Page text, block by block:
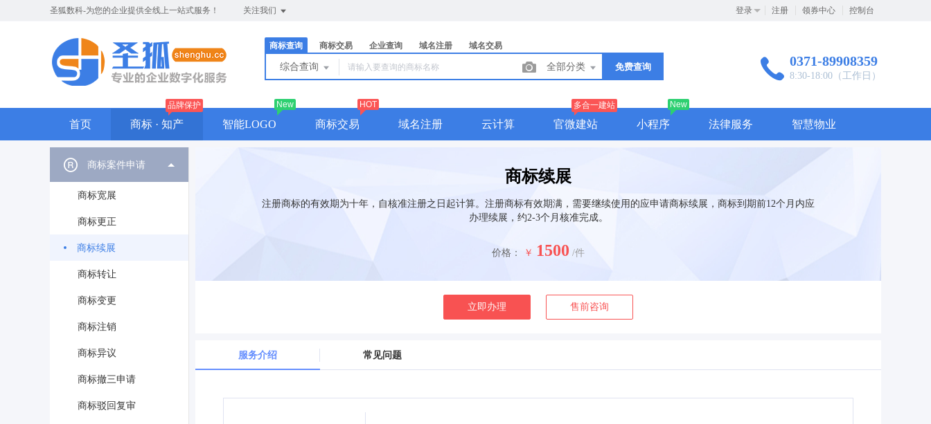
圣狐数科-为您的企业提供全线上一站式服务！ 关注我们 登录 注册 领券中心 控制台
商标查询 商标交易 企业查询 域名注册 域名交易
综合查询 全部分类 免费查询 0371-89908359
8:30-18:00（工作日）
首页 商标 · 知产
品牌保护
智能LOGO
New
商标交易
HOT
域名注册 云计算 官微建站
多合一建站
小程序
New
法律服务 智慧物业
商标案件申请
商标宽展
商标更正
商标续展
商标转让
商标变更
商标注销
商标异议
商标撤三申请
商标驳回复审
商标续展
注册商标的有效期为十年，自核准注册之日起计算。注册商标有效期满，需要继续使用的应申请商标续展，商标到期前12个月内应
办理续展，约2-3个月核准完成。
价格： ￥ 1500 /件
立即办理 售前咨询
服务介绍 常见问题